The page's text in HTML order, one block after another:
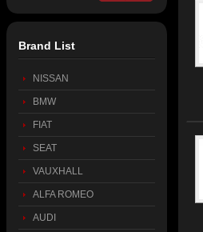
Brand List
NISSAN
BMW
FIAT
SEAT
VAUXHALL
ALFA ROMEO
AUDI